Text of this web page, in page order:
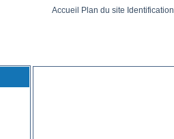
Accueil Plan du site